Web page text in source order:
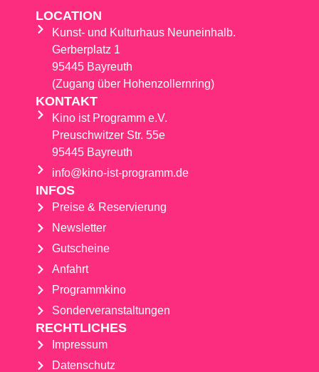
LOCATION
Kunst- und Kulturhaus Neuneinhalb.
Gerberplatz 1
95445 Bayreuth
(Zugang über Hohenzollernring)
KONTAKT
Kino ist Programm e.V.
Preuschwitzer Str. 55e
95445 Bayreuth
info@kino-ist-programm.de
INFOS
Preise & Reservierung
Newsletter
Gutscheine
Anfahrt
Programmkino
Sonderveranstaltungen
RECHTLICHES
Impressum
Datenschutz